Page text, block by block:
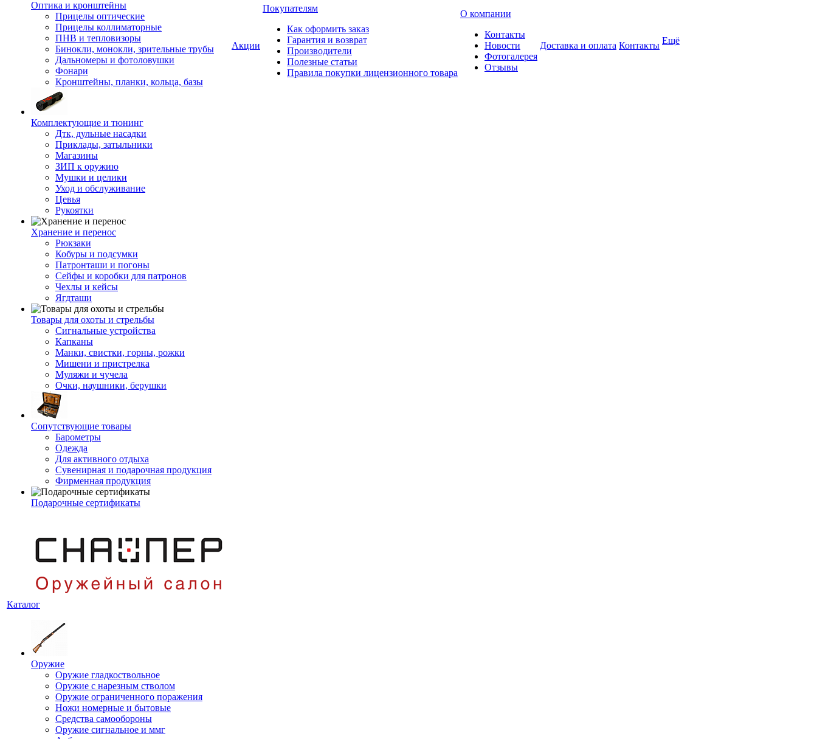
Оптика и кронштейны
Прицелы оптические
Прицелы коллиматорные
ПНВ и тепловизоры
Бинокли, монокли, зрительные трубы
Дальномеры и фотоловушки
Фонари
Кронштейны, планки, кольца, базы
Комплектующие и тюнинг
Дтк, дульные насадки
Приклады, затыльники
Магазины
ЗИП к оружию
Мушки и целики
Уход и обслуживание
Цевья
Рукоятки
Хранение и перенос
Рюкзаки
Кобуры и подсумки
Патронташи и погоны
Сейфы и коробки для патронов
Чехлы и кейсы
Ягдташи
Товары для охоты и стрельбы
Сигнальные устройства
Капканы
Манки, свистки, горны, рожки
Мишени и пристрелка
Муляжи и чучела
Очки, наушники, берушки
Сопутствующие товары
Барометры
Одежда
Для активного отдыха
Сувенирная и подарочная продукция
Фирменная продукция
Подарочные сертификаты
Акции
Покупателям
Как оформить заказ
Гарантия и возврат
Производители
Полезные статьи
Правила покупки лицензионного товара
О компании
Контакты
Новости
Фотогалерея
Отзывы
Доставка и оплата Контакты Ещё
Каталог
Оружие
Оружие гладкоствольное
Оружие с нарезным стволом
Оружие ограниченного поражения
Ножи номерные и бытовые
Средства самообороны
Оружие сигнальное и ммг